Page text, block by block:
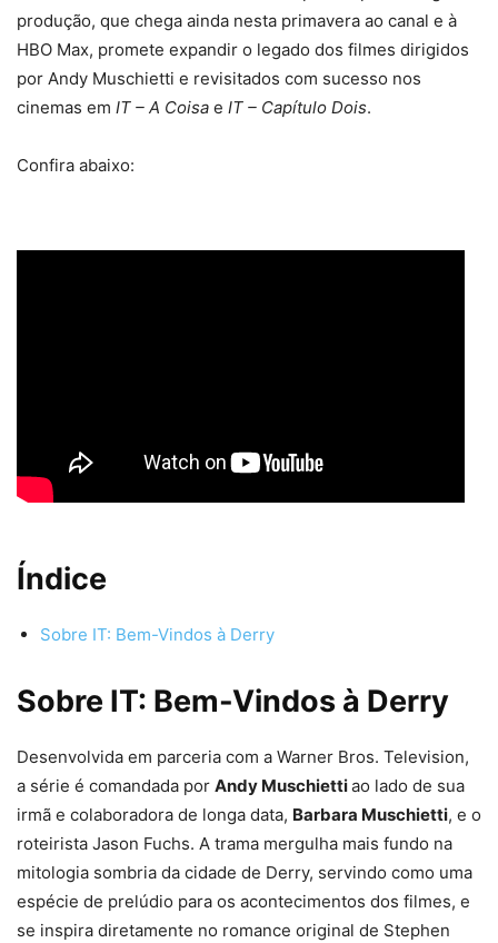
produção, que chega ainda nesta primavera ao canal e à
HBO Max, promete expandir o legado dos filmes dirigidos
por Andy Muschietti e revisitados com sucesso nos
cinemas em IT – A Coisa e IT – Capítulo Dois.
Confira abaixo:
Índice
Sobre IT: Bem-Vindos à Derry
Sobre IT: Bem-Vindos à Derry
Desenvolvida em parceria com a Warner Bros. Television,
a série é comandada por Andy Muschiettiao lado de sua
irmã e colaboradora de longa data, Barbara Muschietti, e o
roteirista Jason Fuchs. A trama mergulha mais fundo na
mitologia sombria da cidade de Derry, servindo como uma
espécie de prelúdio para os acontecimentos dos filmes, e
se inspira diretamente no romance original de Stephen